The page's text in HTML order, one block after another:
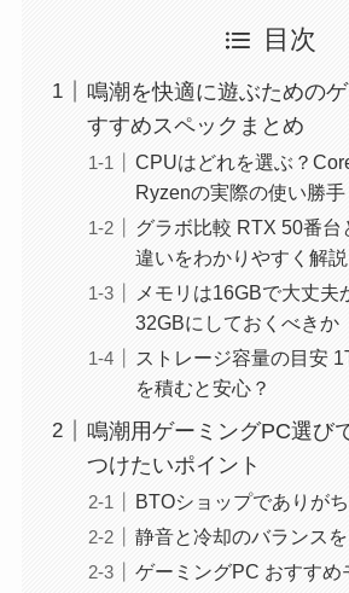
目次
鳴潮を快適に遊ぶための
すすめスペックまとめ
CPUはどれを選ぶ？
Ryzenの実際の使い勝手
グラボ比較 RTX 50番
違いをわかりやすく解説
メモリは16GBで大丈夫
32GBにしておくべきか
ストレージ容量の目安
を積むと安心？
鳴潮用ゲーミングPC選び
つけたいポイント
BTOショップでありが
静音と冷却のバランス
ゲーミングPC おすすめ